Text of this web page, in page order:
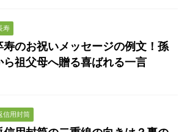
寿
寿のお祝いメッセージの例文！孫
ら祖父母へ贈る喜ばれる一言
信用封筒